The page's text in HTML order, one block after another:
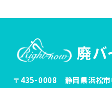
〒435-0008 静岡県浜松市